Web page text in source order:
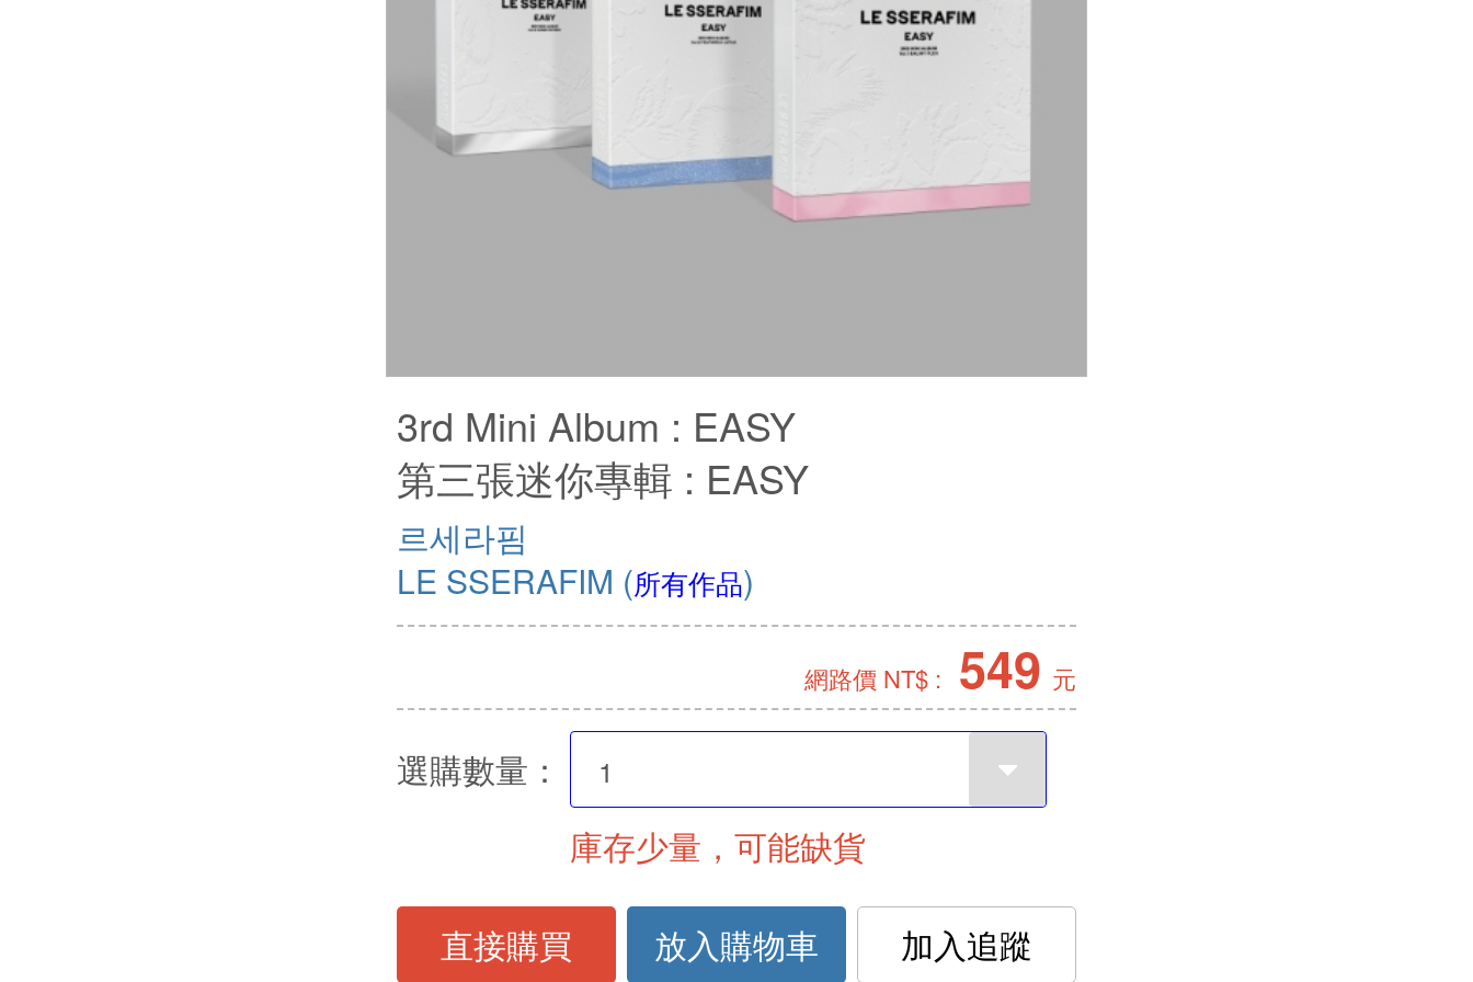
3rd Mini Album : EASY
第三張迷你專輯 : EASY
르세라핌
LE SSERAFIM (所有作品)
網路價 NT$ : 549 元
選購數量：
庫存少量，可能缺貨
直接購買 放入購物車
加入追蹤